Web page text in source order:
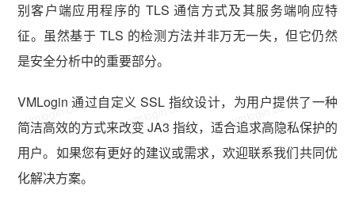
别客户端应用程序的 TLS 通信方式及其服务端响应特
征。虽然基于 TLS 的检测方法并非万无一失，但它仍然
是安全分析中的重要部分。
VMLogin 通过自定义 SSL 指纹设计，为用户提供了一种
简洁高效的方式来改变 JA3 指纹，适合追求高隐私保护的
用户。如果您有更好的建议或需求，欢迎联系我们共同优
化解决方案。
vmlogin.cc vmlogin.cc vmlogin.cc